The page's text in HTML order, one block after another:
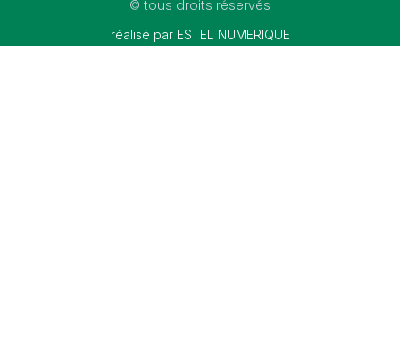
© tous droits réservés
réalisé par ESTEL NUMERIQUE